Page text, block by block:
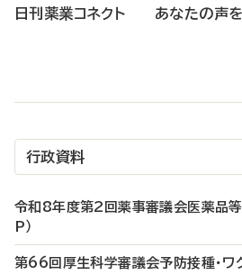
日刊薬業コネクト あなたの声を
行政資料
令和8年度第2回薬事審議会医薬品等
P）
第66回厚生科学審議会予防接種・ワ